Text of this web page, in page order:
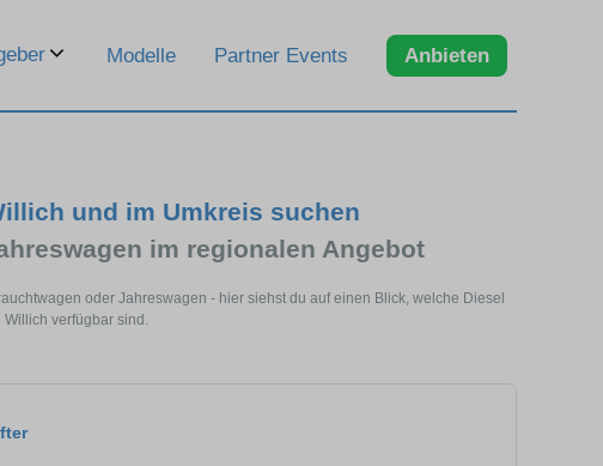
Modelle Partner Events Anbieten
und im Umkreis suchen
im regionalen Angebot
oder Jahreswagen - hier siehst du auf einen Blick, welche Diesel
verfügbar sind.